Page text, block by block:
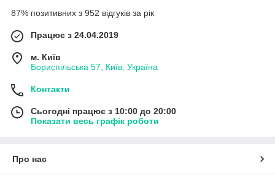
87% позитивних з 952 відгуків за рік
Працює з 24.04.2019
м. Київ
Бориспільська 57, Київ, Україна
Контакти
Сьогодні працює з 10:00 до 20:00
Показати весь графік роботи
Про нас